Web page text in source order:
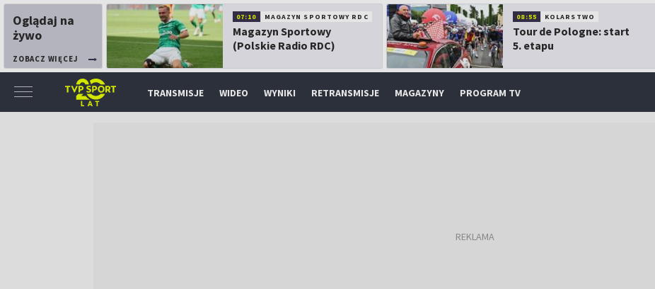
Oglądaj na
żywo
ZOBACZ WIĘCEJ
07:10 MAGAZYN SPORTOWY RDC
Magazyn Sportowy
(Polskie Radio RDC)
08:55 KOLARSTWO
Tour de Pologne: start
5. etapu
TRANSMISJE WIDEO WYNIKI RETRANSMISJE MAGAZYNY PROGRAM TV